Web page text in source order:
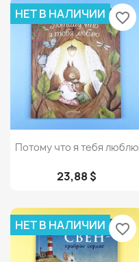
Просмотр
Потому что я тебя люблю
23,88 $
НЕТ В НАЛИЧИИ favorite_border
НЕТ В НАЛИЧИИ favorite_border